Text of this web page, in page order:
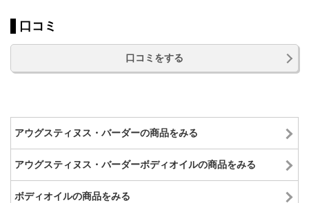
口コミ
口コミをする
アウグスティヌス・バーダーの商品をみる
アウグスティヌス・バーダーボディオイルの商品をみる
ボディオイルの商品をみる